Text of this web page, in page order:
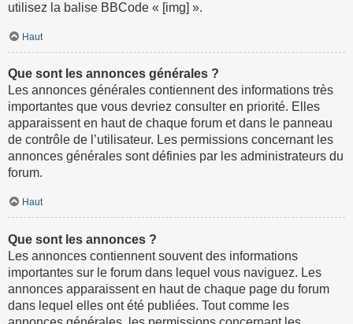
utilisez la balise BBCode « [img] ».
Haut
Que sont les annonces générales ?
Les annonces générales contiennent des informations très
importantes que vous devriez consulter en priorité. Elles
apparaissent en haut de chaque forum et dans le panneau
de contrôle de l’utilisateur. Les permissions concernant les
annonces générales sont définies par les administrateurs du
forum.
Haut
Que sont les annonces ?
Les annonces contiennent souvent des informations
importantes sur le forum dans lequel vous naviguez. Les
annonces apparaissent en haut de chaque page du forum
dans lequel elles ont été publiées. Tout comme les